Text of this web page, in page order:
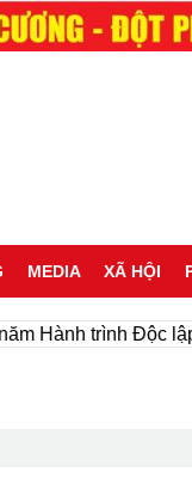
MEDIA XÃ HỘI
trình Độc lập -